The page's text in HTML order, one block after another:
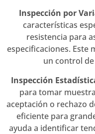
Inspección por
características
resistencia para
especificaciones. Este
un control
Inspección
para tomar
aceptación o rechazo
eficiente para
ayuda a identificar